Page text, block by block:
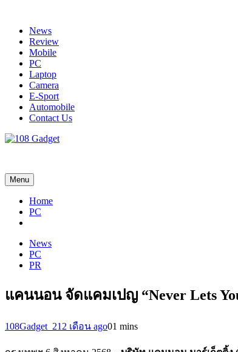
contentNews
Review
Mobile
PC
Laptop
Camera
E-Sport
Automobile
Contact Us
Menu
Home
PC
News
PC
PR
แคนนอน จัดแคมเปญ “Never Lets
108Gadget_212 เดือน ago01 mins